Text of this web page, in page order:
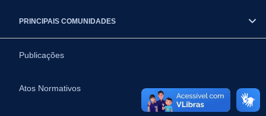
PRINCIPAIS COMUNIDADES
Publicações
Atos Normativos